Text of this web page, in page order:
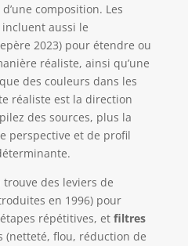
composition. Les
aussi le
2023) pour étendre ou
réaliste, ainsi qu’une
des couleurs dans les
réaliste est la direction
des sources, plus la
perspective et de profil
trouve des leviers de
en 1996) pour
répétitives, et filtres
(netteté, flou, réduction de